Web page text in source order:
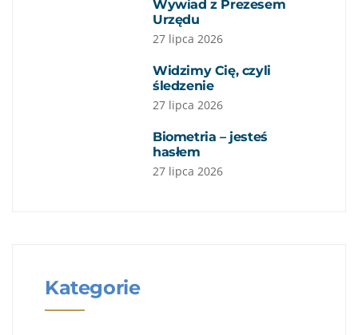
Wywiad z Prezesem
Urzędu
27 lipca 2026
Widzimy Cię, czyli
śledzenie
27 lipca 2026
Biometria – jesteś
hasłem
27 lipca 2026
Kategorie